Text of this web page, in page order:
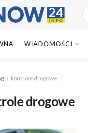
WIADOMOŚCI
kontrole drogowe
drogowe